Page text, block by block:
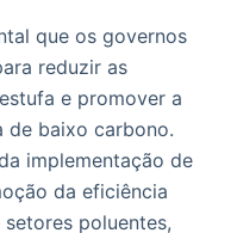
que os governos
reduzir as
e promover a
de baixo carbono.
implementação de
da eficiência
poluentes,